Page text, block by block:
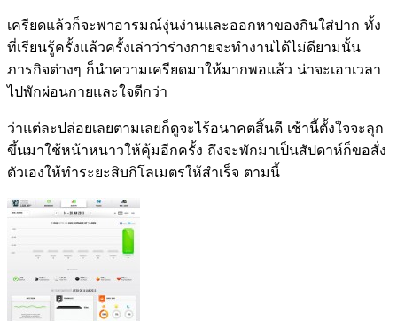
เครียดแล้วก็จะพาอารมณ์งุ่นง่านและออกหาของกินใส่ปาก ทั้ง
ที่เรียนรู้ครั้งแล้วครั้งเล่าว่าร่างกายจะทำงานได้ไม่ดียามนั้น
ภารกิจต่างๆ ก็นำความเครียดมาให้มากพอแล้ว น่าจะเอาเวลา
ไปพักผ่อนกายและใจดีกว่า
ว่าแต่ละปล่อยเลยตามเลยก็ดูจะไร้อนาคตสิ้นดี เช้านี้ตั้งใจจะลุก
ขึ้นมาใช้หน้าหนาวให้คุ้มอีกครั้ง ถึงจะพักมาเป็นสัปดาห์ก็ขอสั่ง
ตัวเองให้ทำระยะสิบกิโลเมตรให้สำเร็จ ตามนี้